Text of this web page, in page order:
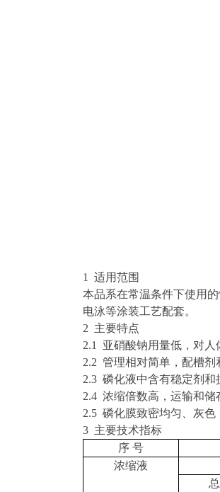
1 适用范围
本品系在常温条件下使用
电泳等涂装工艺配套。
2 主要特点
2.1 亚硝酸钠用量低，对人
2.2 管理相对简单，配槽剂
2.3 磷化液中含有稳定剂和
2.4 浓缩倍数高，运输和储
2.5 磷化膜致密均匀、灰色
3 主要技术指标
序 号
浓缩液